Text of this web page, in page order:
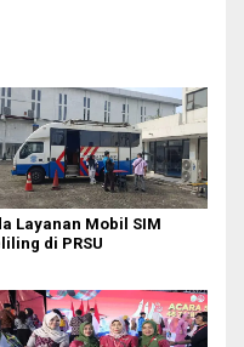
Layanan Mobil SIM
di PRSU